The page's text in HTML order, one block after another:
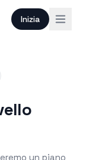
Inizia
un piano